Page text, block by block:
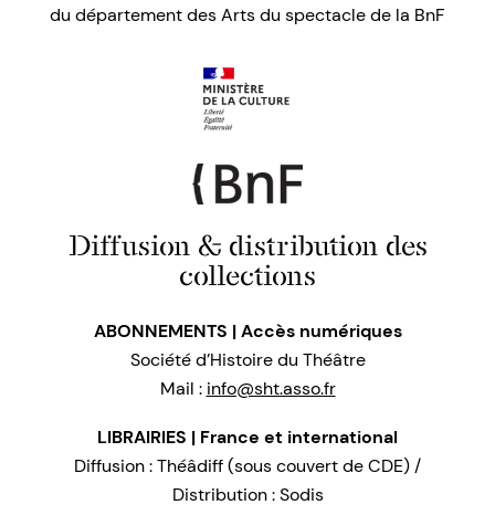
du département des Arts du spectacle de la BnF
Diffusion & distribution des
collections
ABONNEMENTS | Accès numériques
Société d’Histoire du Théâtre
Mail : info@sht.asso.fr
LIBRAIRIES | France et international
Diffusion : Théâdiff (sous couvert de CDE) /
Distribution : Sodis